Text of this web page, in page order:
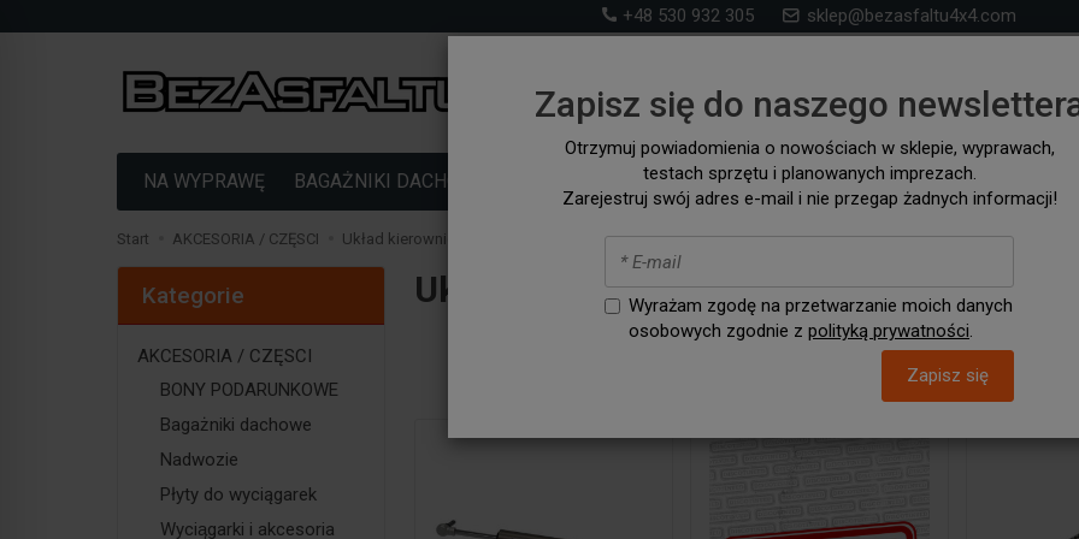
Zapisz się do naszego
Otrzymuj powiadomienia o nowościach w sklepie, wyprawach,
testach sprzętu i planowanych imprezach.
Zarejestruj swój adres e-mail i nie przegap żadnych informacji!
Wyrażam zgodę na przetwarzanie moich danych
osobowych zgodnie z polityką prywatności.
Zapisz się
+48 530 932 305 sklep@bezasfaltu4x4.com
samochodów 4x4 i kampervanów
NA WYPRAWĘ BAGAŻNIKI DACHOWE FRONT RUNNER SZUKAJ WG. SAMOCHODU AKCESORIA /
Start AKCESORIA / CZĘSCI Układ kierowniczy > Amortyzatory skrętu
Układ kierowniczy > Amortyzatory skrętu
Kategorie
AKCESORIA / CZĘSCI
BONY PODARUNKOWE
Bagażniki dachowe
Nadwozie
Płyty do wyciągarek
Wyciągarki i akcesoria